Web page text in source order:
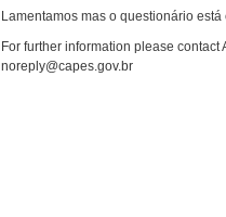
Lamentamos mas o questionário
For further information please contact
noreply@capes.gov.br